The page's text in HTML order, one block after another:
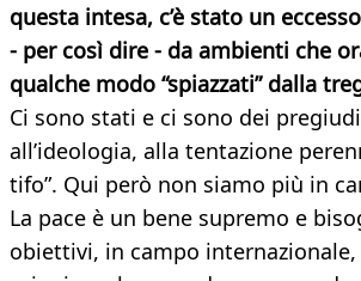
questa intesa, c’è stato un
- per così dire - da ambienti che
qualche modo “spiazzati” dalla
Ci sono stati e ci sono dei
all’ideologia, alla tentazione
tifo”. Qui però non siamo più in
La pace è un bene supremo e
obiettivi, in campo